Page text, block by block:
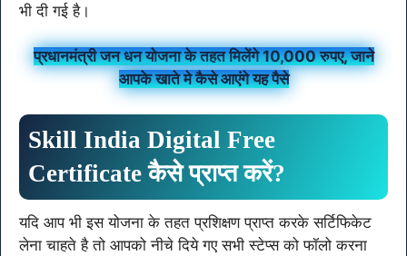
भी दी गई है।
प्रधानमंत्री जन धन योजना के तहत मिलेंगे 10,000 रुपए, जाने
आपके खाते मे कैसे आएंगे यह पैसे
Skill India Digital Free
Certificate कैसे प्राप्त करें?
यदि आप भी इस योजना के तहत प्रशिक्षण प्राप्त करके सर्टिफिकेट
लेना चाहते है तो आपको नीचे दिये गए सभी स्टेप्स को फॉलो करना